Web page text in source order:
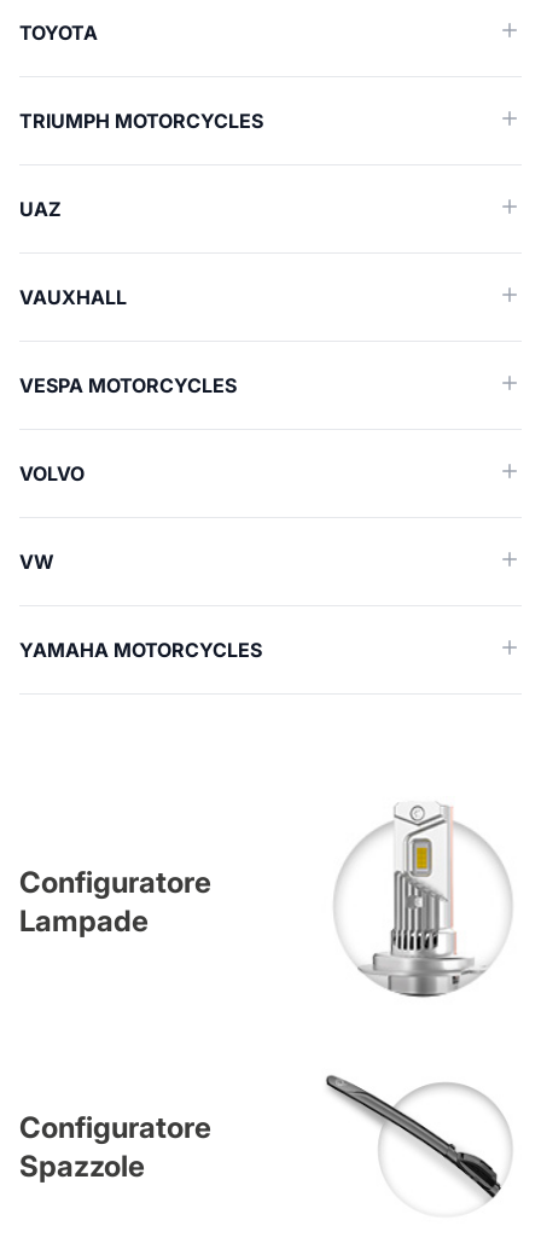
TOYOTA
TRIUMPH MOTORCYCLES
UAZ
VAUXHALL
VESPA MOTORCYCLES
VOLVO
VW
YAMAHA MOTORCYCLES
Configuratore
Lampade
Configuratore
Spazzole